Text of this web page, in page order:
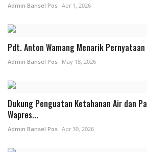
Admin Bansel Pos Apr 1, 2026
Pdt. Anton Wamang Menarik
Admin Bansel Pos May 18, 2026
Dukung Penguatan Ketahanan Air dan
Wapres...
Admin Bansel Pos Apr 30, 2026